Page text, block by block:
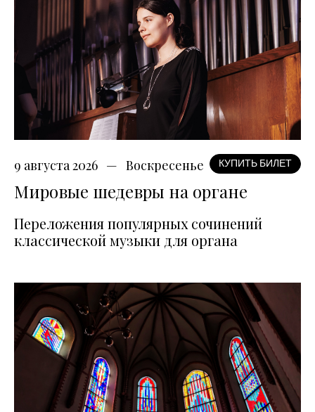
9 августа 2026 Воскресенье КУПИТЬ БИЛЕТ
Мировые шедевры на органе
Переложения популярных сочинений
классической музыки для органа